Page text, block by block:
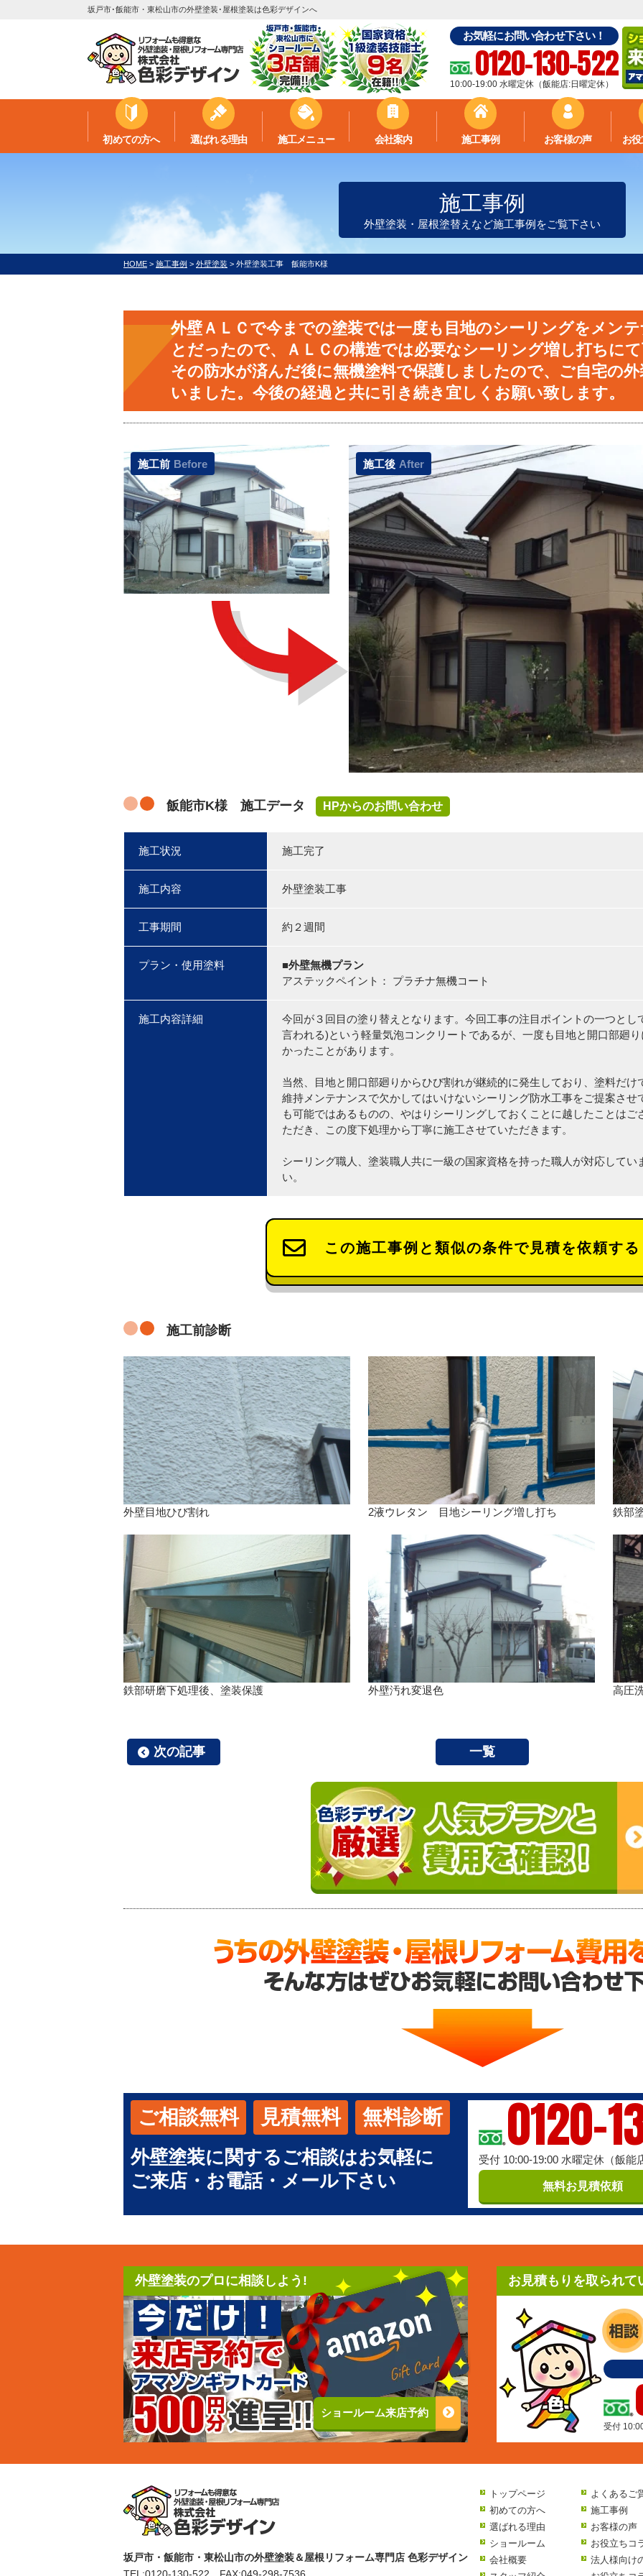
坂戸市･飯能市・東松山市の外壁塗装･屋根塗装は色彩デザインへ
お気軽にお問い合わせ下さい！
0120-130-522
10:00-19:00 水曜定休（飯能店:日曜定休）
初めての方へ 選ばれる理由 施工メニュー 会社案内 施工事例 お客様の声 お
施工事例
外壁塗装・屋根塗替えなど施工事例をご覧下さい
HOME > 施工事例 > 外壁塗装 > 外壁塗装工事 飯能市K様
外壁ＡＬＣで今までの塗装では一度も目地のシーリングをメン
とだったので、ＡＬＣの構造では必要なシーリング増し打ちに
その防水が済んだ後に無機塗料で保護しましたので、ご自宅の
いました。今後の経過と共に引き続き宜しくお願い致します。
施工後 After
施工前 Before
飯能市K様 施工データ HPからのお問い合わせ
施工状況 施工完了
施工内容 外壁塗装工事
工事期間 約２週間
プラン・使用塗料
■外壁無機プラン
アステックペイント： プラチナ無機コート
施工内容詳細
今回が３回目の塗り替えとなります。今回工事の注目ポイントの一つと
言われる)という軽量気泡コンクリートであるが、一度も目地と開口部廻
かったことがあります。
当然、目地と開口部廻りからひび割れが継続的に発生しており、塗料だ
維持メンテナンスで欠かしてはいけないシーリング防水工事をご提案さ
も可能ではあるものの、やはりシーリングしておくことに越したことは
ただき、この度下処理から丁寧に施工させていただきます。
シーリング職人、塗装職人共に一級の国家資格を持った職人が対応して
い。
この施工事例と類似の条件で見積を依頼する
施工前診断
外壁目地ひび割れ 2液ウレタン 目地シーリング増し打ち 鉄部
鉄部研磨下処理後、塗装保護 外壁汚れ変退色 高圧
次の記事 一覧
ご相談無料 見積無料 無料診断
外壁塗装に関するご相談はお気軽に
ご来店・お電話・メール下さい
0120-
受付 10:00-19:00 水曜定休（飯能
無料お見積依頼
外壁塗装のプロに相談しよう!
ショールーム来店予約
お見積もりを取られて
受付
坂戸市・飯能市・東松山市の外壁塗装＆屋根リフォーム専門店 色彩デザイン
トップページ
初めての方へ
選ばれる理由
ショールーム
会社概要
よくあるご
施工事例
お客様の声
お役立ちコ
法人様向け